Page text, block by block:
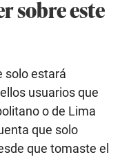
sobre este
solo estará
usuarios que
o de Lima
que solo
que tomaste el